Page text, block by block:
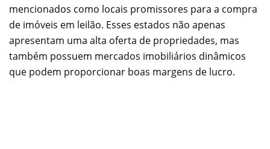
mencionados como locais promissores para a compra
de imóveis em leilão. Esses estados não apenas
apresentam uma alta oferta de propriedades, mas
também possuem mercados imobiliários dinâmicos
que podem proporcionar boas margens de lucro.